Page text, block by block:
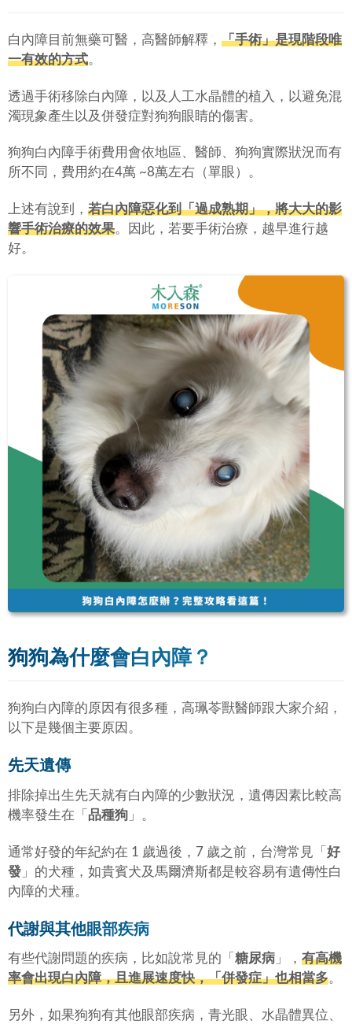
白內障目前無藥可醫，高醫師解釋， 「手術」是現階段唯
一有效的方式。
透過手術移除白內障，以及人工水晶體的植入，以避免混
濁現象產生以及併發症對狗狗眼睛的傷害。
狗狗白內障手術費用會依地區、醫師、狗狗實際狀況而有
所不同，費用約在4萬 ~8萬左右（單眼）。
上述有說到， 若白內障惡化到「過成熟期」，將大大的影
響手術治療的效果。因此，若要手術治療，越早進行越
好。
狗狗為什麼會白內障？
狗狗白內障的原因有很多種，高珮苓獸醫師跟大家介紹，
以下是幾個主要原因。
先天遺傳
排除掉出生先天就有白內障的少數狀況，遺傳因素比較高
機率發生在「 品種狗 」。
通常好發的年紀約在 1 歲過後，7 歲之前，台灣常見「 好
發 」的犬種，如貴賓犬及馬爾濟斯都是較容易有遺傳性白
內障的犬種。
代謝與其他眼部疾病
有些代謝問題的疾病，比如說常見的「 糖尿病 」， 有高機
率會出現白內障，且進展速度快，「併發症」也相當多。
另外，如果狗狗有其他眼部疾病，青光眼、水晶體異位、